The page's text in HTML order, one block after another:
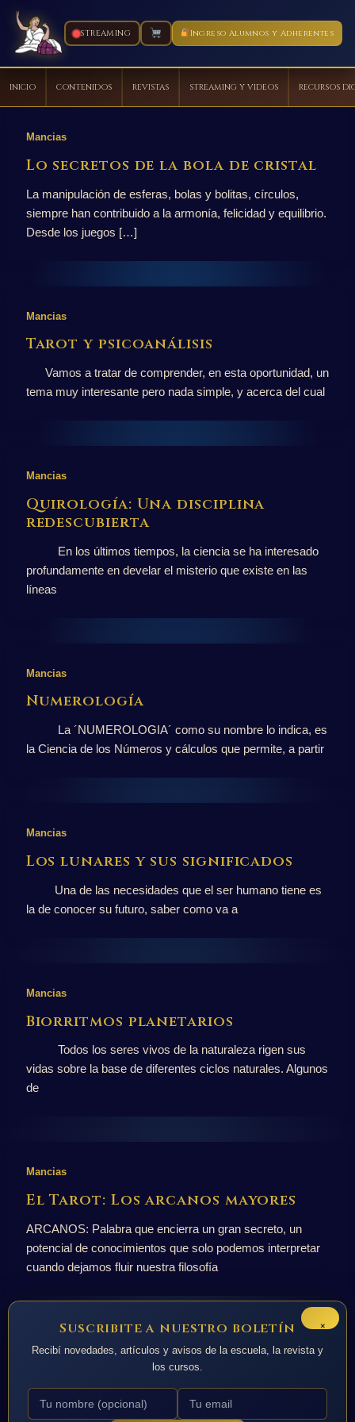
STREAMING Ingreso Alumnos y Adherentes
INICIO CONTENIDOS REVISTAS STREAMING Y VIDEOS RECURSOS
Mancias
Lo secretos de la bola de cristal
La manipulación de esferas, bolas y bolitas, círculos,
siempre han contribuido a la armonía, felicidad y equilibrio.
Desde los juegos […]
Mancias
Tarot y psicoanálisis
Vamos a tratar de comprender, en esta oportunidad, un
tema muy interesante pero nada simple, y acerca del cual
Mancias
Quirología: Una disciplina
redescubierta
En los últimos tiempos, la ciencia se ha interesado
profundamente en develar el misterio que existe en las
líneas
Mancias
Numerología
La ´NUMEROLOGIA´ como su nombre lo indica, es
la Ciencia de los Números y cálculos que permite, a partir
Mancias
Los lunares y sus significados
Una de las necesidades que el ser humano tiene es
la de conocer su futuro, saber como va a
Mancias
Biorritmos planetarios
Todos los seres vivos de la naturaleza rigen sus
vidas sobre la base de diferentes ciclos naturales. Algunos
de
Mancias
El Tarot: Los arcanos mayores
ARCANOS: Palabra que encierra un gran secreto, un
potencial de conocimientos que solo podemos interpretar
cuando dejamos fluir nuestra filosofía
×
Suscribite a nuestro boletín
Recibí novedades, artículos y avisos de la escuela, la revista y
los cursos.